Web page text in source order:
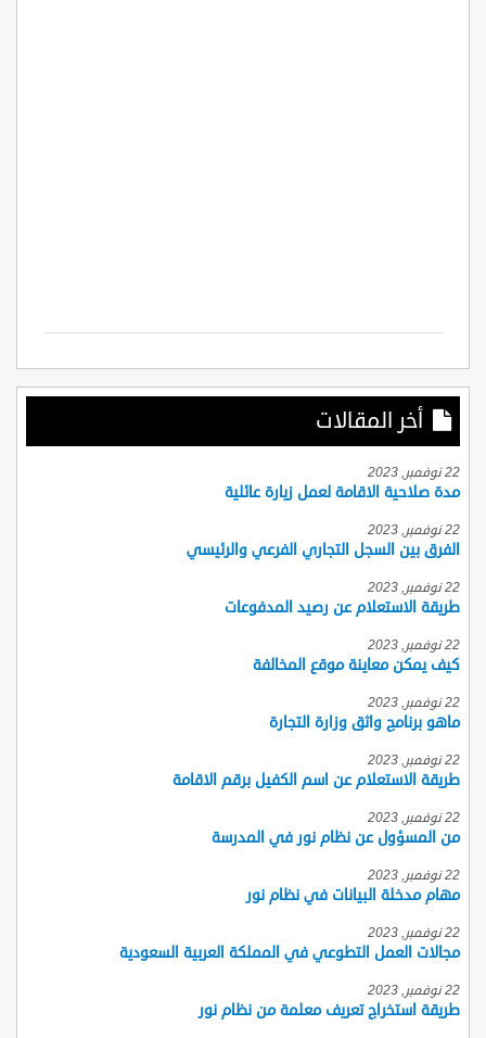
أخر المقالات
22 نوفمبر, 2023
مدة صلاحية الاقامة لعمل زيارة عائلية
22 نوفمبر, 2023
الفرق بين السجل التجاري الفرعي والرئيسي
22 نوفمبر, 2023
طريقة الاستعلام عن رصيد المدفوعات
22 نوفمبر, 2023
كيف يمكن معاينة موقع المخالفة
22 نوفمبر, 2023
ماهو برنامج واثق وزارة التجارة
22 نوفمبر, 2023
طريقة الاستعلام عن اسم الكفيل برقم الاقامة
22 نوفمبر, 2023
من المسؤول عن نظام نور في المدرسة
22 نوفمبر, 2023
مهام مدخلة البيانات في نظام نور
22 نوفمبر, 2023
مجالات العمل التطوعي في المملكة العربية السعودية
22 نوفمبر, 2023
طريقة استخراج تعريف معلمة من نظام نور